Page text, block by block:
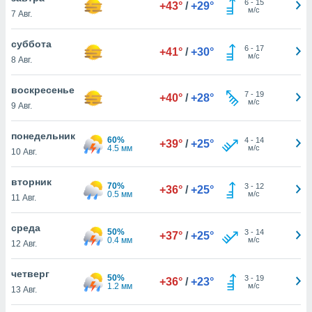
действия
на веб-
основе.
нашей
cookie
в
нашего
7 Авг.
+43° / +29° 6- 15
м/с
суббота
8 Авг.
+41° / +30° 6- 17
м/с
воскресенье
9 Авг.
+40° / +28° 7- 19
м/с
понедельник
10 Авг.
60%
4.5 мм
+39° / +25° 4- 14
м/с
вторник
11 Авг.
70%
0.5 мм
+36° / +25° 3- 12
м/с
среда
12 Авг.
50%
0.4 мм
+37° / +25° 3- 14
м/с
четверг
13 Авг.
50%
1.2 мм
+36° / +23° 3- 19
м/с